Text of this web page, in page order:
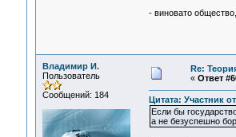
- виновато
Владимир И.
Пользователь
Сообщений: 184
Re:
« Ответ
Цитата: Участник
Если бы
а не безуспешно